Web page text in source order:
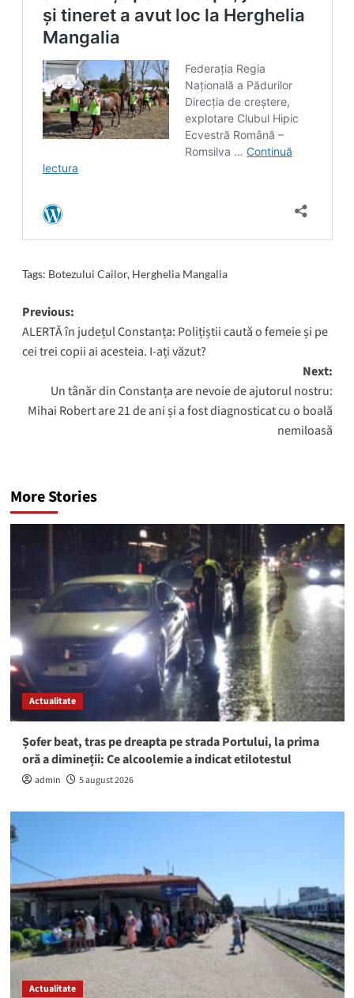
Tags: Botezului Cailor, Herghelia Mangalia
Post
navigation
Previous:
ALERTĂ în județul Constanța: Polițiștii caută o femeie și pe
cei trei copii ai acesteia. I-ați văzut?
Next:
Un tânăr din Constanța are nevoie de ajutorul nostru:
Mihai Robert are 21 de ani și a fost diagnosticat cu o boală
nemiloasă
More Stories
Actualitate
Șofer beat, tras pe dreapta pe strada Portului, la prima
oră a dimineții: Ce alcoolemie a indicat etilotestul
admin 5 august 2026
Actualitate